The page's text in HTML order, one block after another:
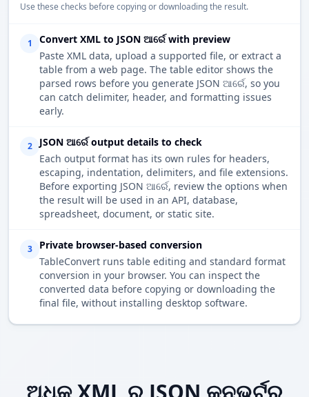
Use these checks before copying or downloading the result.
1
Convert XML to JSON ଆର୍ରେ with preview
Paste XML data, upload a supported file, or extract a
table from a web page. The table editor shows the
parsed rows before you generate JSON ଆର୍ରେ, so you
can catch delimiter, header, and formatting issues
early.
2
JSON ଆର୍ରେ output details to check
Each output format has its own rules for headers,
escaping, indentation, delimiters, and file extensions.
Before exporting JSON ଆର୍ରେ, review the options when
the result will be used in an API, database,
spreadsheet, document, or static site.
3
Private browser-based conversion
TableConvert runs table editing and standard format
conversion in your browser. You can inspect the
converted data before copying or downloading the
final file, without installing desktop software.